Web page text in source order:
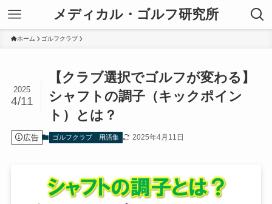
メディカル・ゴルフ研究所
ホーム ゴルフクラブ
【クラブ選択でゴルフが変わる】
シャフトの調子（キックポイン
ト）とは？
2025
4/11
広告 ゴルフクラブ 用語集 2025年4月11日